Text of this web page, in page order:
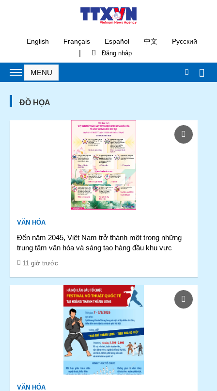
English Français Español 中文 Русский
|
ĐỒ HỌA
VĂN HÓA
Đến năm 2045, Việt Nam trở thành một trong những
trung tâm văn hóa và sáng tạo hàng đầu khu vực
11 giờ trước
VĂN HÓA